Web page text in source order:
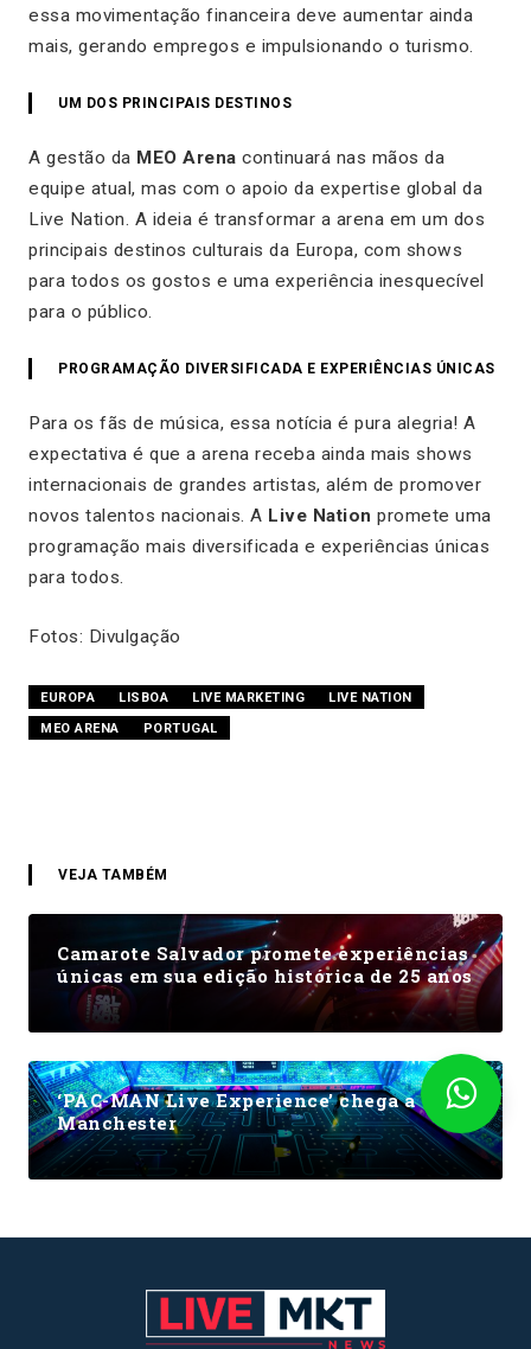
essa movimentação financeira deve aumentar ainda
mais, gerando empregos e impulsionando o turismo.
UM DOS PRINCIPAIS DESTINOS
A gestão da MEO Arena continuará nas mãos da
equipe atual, mas com o apoio da expertise global da
Live Nation. A ideia é transformar a arena em um dos
principais destinos culturais da Europa, com shows
para todos os gostos e uma experiência inesquecível
para o público.
PROGRAMAÇÃO DIVERSIFICADA E EXPERIÊNCIAS ÚNICAS
Para os fãs de música, essa notícia é pura alegria! A
expectativa é que a arena receba ainda mais shows
internacionais de grandes artistas, além de promover
novos talentos nacionais. A Live Nation promete uma
programação mais diversificada e experiências únicas
para todos.
Fotos: Divulgação
EUROPA LISBOA LIVE MARKETING
LIVE NATION
MEO ARENA
PORTUGAL
VEJA TAMBÉM
Camarote Salvador promete experiências
únicas em sua edição histórica de 25 anos
‘PAC-MAN Live Experience’ chega a
Manchester